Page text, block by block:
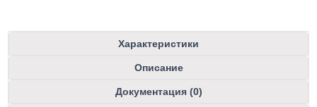
Характеристики
Описание
Документация (0)